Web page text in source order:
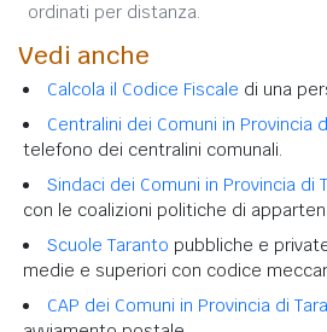
ordinati per distanza.
Vedi anche
Calcola il Codice Fiscale di una
Centralini dei Comuni in Provincia
telefono dei centralini comunali.
Sindaci dei Comuni in Provincia di
con le coalizioni politiche di
Scuole Taranto pubbliche e
medie e superiori con codice
CAP dei Comuni in Provincia di